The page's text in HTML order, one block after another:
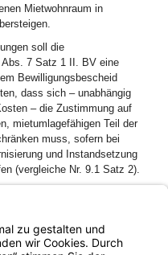
Mietwohnraum in
soll die
Abs. 7 Satz 1 II. BV eine
Bewilligungsbescheid
dass sich – unabhängig
– die Zustimmung auf
mietumlagefähigen Teil der
muss, sofern bei
und Instandsetzung
(vergleiche Nr. 9.1 Satz 2).
7 sicherzustellen.
des Vermieters